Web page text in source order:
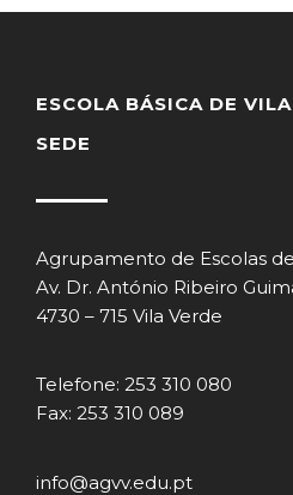
ESCOLA BÁSICA DE
SEDE
Agrupamento de Escolas
Av. Dr. António Ribeiro
4730 – 715 Vila Verde
Telefone: 253 310 080
Fax: 253 310 089
info@agvv.edu.pt